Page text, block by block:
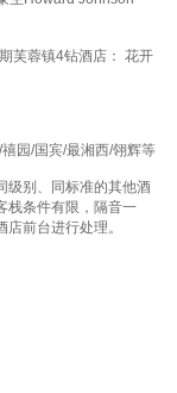
芙蓉镇4钻酒店： 花开
园/国宾/最湘西/翎辉等
级别、同标准的其他酒
栈条件有限，隔音一
前台进行处理。